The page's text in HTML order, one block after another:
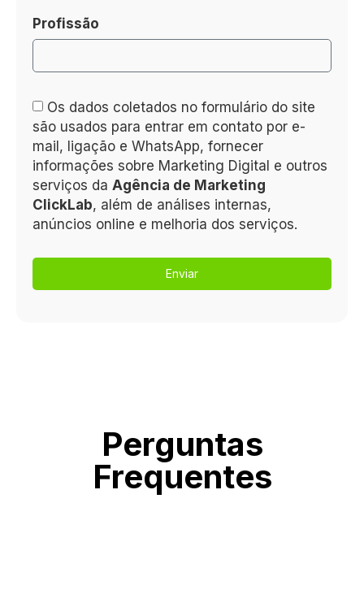
Profissão
Os dados coletados no formulário do site
são usados para entrar em contato por e-
mail, ligação e WhatsApp, fornecer
informações sobre Marketing Digital e outros
serviços da Agência de Marketing
ClickLab, além de análises internas,
anúncios online e melhoria dos serviços.
Enviar
Perguntas
Frequentes